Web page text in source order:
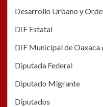
Desarrollo Urbano y
DIF Estatal
DIF Municipal de Oaxaca
Diputada Federal
Diputado Migrante
Diputados